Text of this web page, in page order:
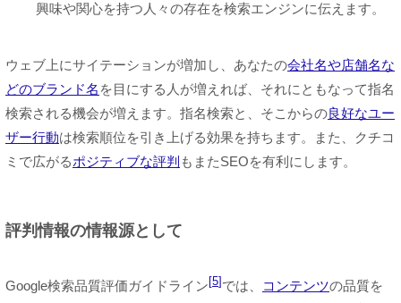
興味や関心を持つ人々の存在を検索エンジンに伝えます。
ウェブ上にサイテーションが増加し、あなたの会社名や店舗名な
どのブランド名 を目にする人が増えれば、それにともなって指名
検索される機会が増えます。指名検索と、そこからの良好なユー
ザー行動は検索順位を引き上げる効果を持ちます。また、クチコ
ミで広がるポジティブな評判 もまたSEOを有利にします。
評判情報の情報源として
Google検索品質評価ガイドライン 5 では、 コンテンツの品質を